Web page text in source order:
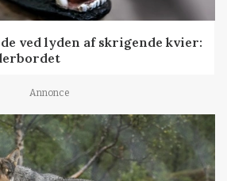
ved lyden af skrigende kvier:
Annonce